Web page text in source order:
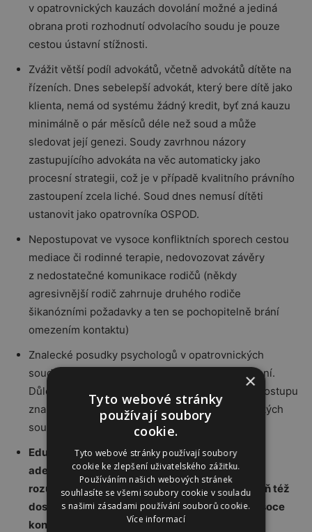
v opatrovnických kauzách dovolání možné a jediná
obrana proti rozhodnutí odvolacího soudu je pouze
cestou ústavní stížnosti.
Zvážit větší podíl advokátů, včetně advokátů dítěte na
řízeních. Dnes sebelepší advokát, který bere dítě jako
klienta, nemá od systému žádný kredit, byť zná kauzu
minimálně o pár měsíců déle než soud a může
sledovat její genezi. Soudy zavrhnou názory
zastupujícího advokáta na věc automaticky jako
procesní strategii, což je v případě kvalitního právního
zastoupení zcela liché. Soud dnes nemusí dítěti
ustanovit jako opatrovníka OSPOD.
Nepostupovat ve vysoce konfliktních sporech cestou
mediace či rodinné terapie, nedovozovat závěry
z nedostatečné komunikace rodičů (někdy
agresivnější rodič zahrnuje druhého rodiče
šikanózními požadavky a ten se pochopitelně brání
omezením kontaktu)
Znalecké posudky psychologů v opatrovnických
soudech nemají jasná pravidla, pouze doporučení.
Důležitou systémovou změnou je vypracování postupu
znaleckého zkoumání vychovatelů v opatrovnických
soudech.
Edukace soudů a advokátů, aby byli schopni
adekvátně (s ohledem na práva a zájmy dětí)
rozumět dětské psychologii, výchově a zároveň též
dospělé psychopatologii, včetně dynamiky vysoce
konfliktních sporů.
×
Tyto webové stránky
používají soubory
cookie.
Tyto webové stránky používají soubory
cookie ke zlepšení uživatelského zážitku.
Používáním našich webových stránek
souhlasíte se všemi soubory cookie v souladu
s našimi zásadami používání souborů cookie.
Více informací